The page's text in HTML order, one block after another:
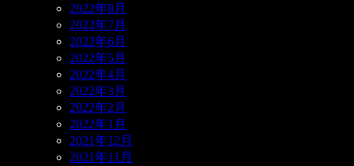
2022年8月
2022年7月
2022年6月
2022年5月
2022年4月
2022年3月
2022年2月
2022年1月
2021年12月
2021年11月